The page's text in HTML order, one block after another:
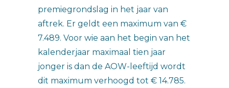
premiegrondslag in het jaar van
aftrek. Er geldt een maximum van €
7.489. Voor wie aan het begin van het
kalenderjaar maximaal tien jaar
jonger is dan de AOW-leeftijd wordt
dit maximum verhoogd tot € 14.785.